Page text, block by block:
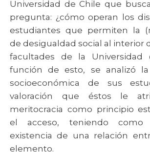
Universidad de Chile que
pregunta: ¿cómo operan los
estudiantes que permiten la
de desigualdad social al interior
facultades de la Universidad
función de esto, se analizó la
socioeconómica de sus
valoración que éstos le
meritocracia como principio
el acceso, teniendo como
existencia de una relación
elemento.